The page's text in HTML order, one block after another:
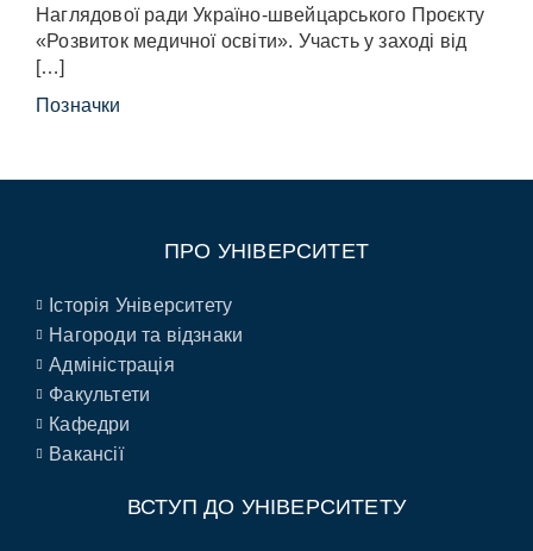
Наглядової ради Україно-швейцарського Проєкту
«Розвиток медичної освіти». Участь у заході від
[…]
Позначки
ПРО УНІВЕРСИТЕТ
Історія Університету
Нагороди та відзнаки
Адміністрація
Факультети
Кафедри
Вакансії
ВСТУП ДО УНІВЕРСИТЕТУ